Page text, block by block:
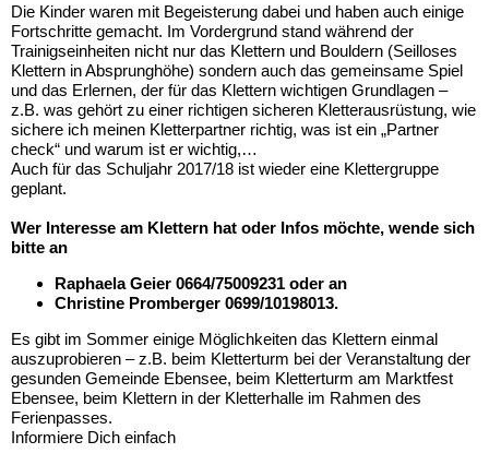
Die Kinder waren mit Begeisterung dabei und haben auch einige
Fortschritte gemacht. Im Vordergrund stand während der
Trainigseinheiten nicht nur das Klettern und Bouldern (Seilloses
Klettern in Absprunghöhe) sondern auch das gemeinsame Spiel
und das Erlernen, der für das Klettern wichtigen Grundlagen –
z.B. was gehört zu einer richtigen sicheren Kletterausrüstung, wie
sichere ich meinen Kletterpartner richtig, was ist ein „Partner
check“ und warum ist er wichtig,…
Auch für das Schuljahr 2017/18 ist wieder eine Klettergruppe
geplant.
Wer Interesse am Klettern hat oder Infos möchte, wende sich
bitte an
Raphaela Geier 0664/75009231 oder an
Christine Promberger 0699/10198013.
Es gibt im Sommer einige Möglichkeiten das Klettern einmal
auszuprobieren – z.B. beim Kletterturm bei der Veranstaltung der
gesunden Gemeinde Ebensee, beim Kletterturm am Marktfest
Ebensee, beim Klettern in der Kletterhalle im Rahmen des
Ferienpasses.
Informiere Dich einfach